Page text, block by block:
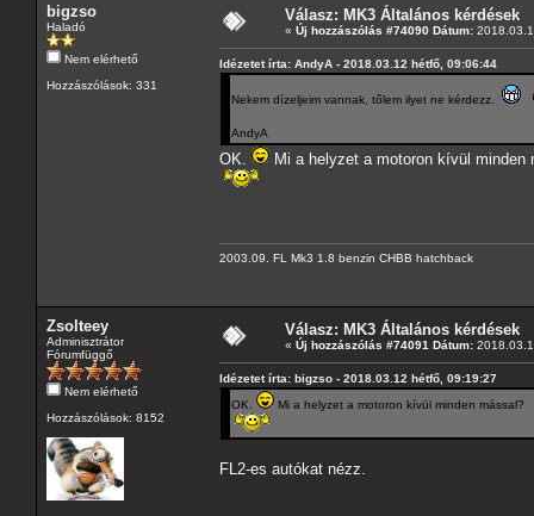
bigzso
Haladó
Nem elérhető
Hozzászólások: 331
Válasz: MK3 Általános kérdések
« Új hozzászólás #74090 Dátum:
Idézetet írta: AndyA - 2018.03.12 hétfő, 09:06:44
Nekem dízeljeim vannak, tőlem ilyet ne kérdezz.
AndyA
OK. Mi a helyzet a motoron kívül minden
2003.09. FL Mk3 1.8 benzin CHBB hatchback
Zsolteey
Adminisztrátor
Fórumfüggő
Nem elérhető
Hozzászólások: 8152
Válasz: MK3 Általános kérdések
« Új hozzászólás #74091 Dátum:
Idézetet írta: bigzso - 2018.03.12 hétfő, 09:19:27
OK.
Mi a helyzet a motoron kívül minden mással?
FL2-es autókat nézz.